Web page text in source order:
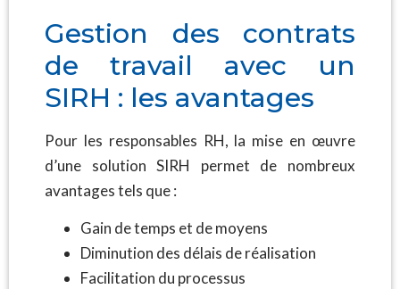
Gestion des contrats
de travail avec un
SIRH : les avantages
Pour les responsables RH, la mise en œuvre
d’une solution SIRH permet de nombreux
avantages tels que :
Gain de temps et de moyens
Diminution des délais de réalisation
Facilitation du processus